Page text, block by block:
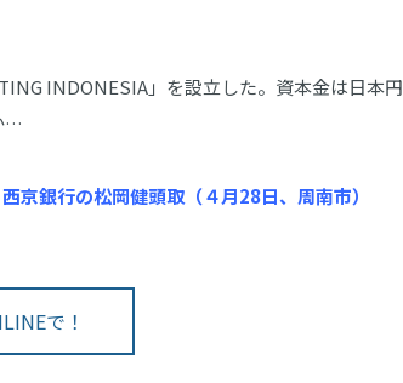
INDONESIA」を設立した。資本金は日本円
…
京銀行の松岡健頭取（４月28日、周南市）
で！